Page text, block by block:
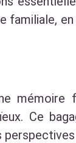
familiale,
mémoire
Ce